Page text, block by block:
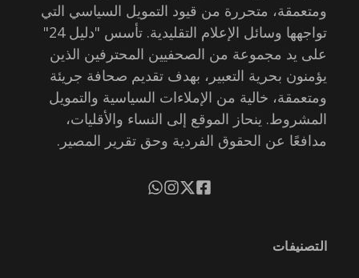
ومتعمقة، متحررة من قيود التمويل السياسي التي
تواجهها وسائل الإعلام التقليدية. تأسس "دليل 24"
على يد مجموعة من الصحفيين المحترفين الذين
يؤمنون بحرية التعبير، بهدف تقديم صحافة جريئة
ومتعمقة، خالية من الإملاءات السياسية والتمويل
المشروط. ينحاز الموقع إلى النساء والأقليات،
مدافعًا عن الحقوق الفردية وحق تقرير المصير.
التصنيفات